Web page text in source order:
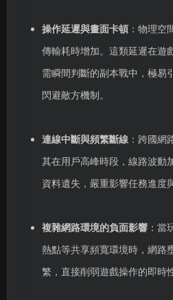
操作延遲與畫面卡頓：物理空
傳輸耗時增加。這類延遲在遊
需瞬間判斷的副本戰中，極易
閃避敵方機制。
連線中斷與頻繁斷線：跨國網
其在用戶高峰時段，線路波動
資料遺失，嚴重影響任務進度
複雜網路環境的負面影響：當
熱點等共享頻寬環境時，網路
繁，直接削弱遊戲操作的即時